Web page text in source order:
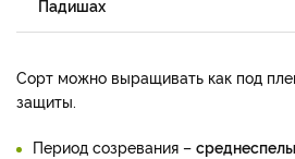
Падишах
Сорт можно выращивать как под
защиты.
Период созревания –